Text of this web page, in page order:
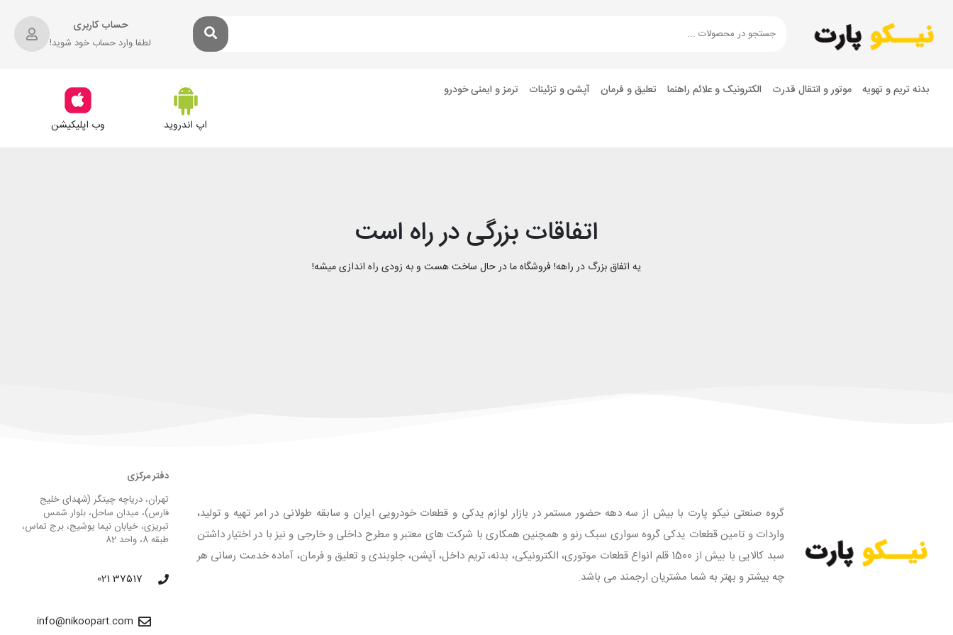
حساب کاربری
لطفا وارد حساب خود شوید!
بدنه تریم و تهویه موتور و انتقال قدرت الکترونیک و علائم راهنما تعلیق و فرمان آپشن و تزئینات ترمز و ایمنی خودرو
اپ اندروید وب اپلیکیشن
اتفاقات بزرگی در راه است
یه اتفاق بزرگ در راهه! فروشگاه ما در حال ساخت هست و به زودی راه اندازی میشه!
گروه صنعتی نیکو پارت با بیش از سه دهه حضور مستمر در بازار لوازم یدکی و قطعات خودرویی ایران و سابقه طولانی در امر تهیه و تولید،
واردات و تامین قطعات یدکی گروه سواری سبک رنو و همچنین همکاری با شرکت های معتبر و مطرح داخلی و خارجی و نیز با در اختیار داشتن
سبد کالایی با بیش از 1500 قلم انواع قطعات موتوری، الکترونیکی، بدنه، تریم داخل، آپشن، جلوبندی و تعلیق و فرمان، آماده خدمت رسانی هر
چه بیشتر و بهتر به شما مشتریان ارجمند می باشد.
دفتر مرکزی
تهران، دریاچه چیتگر (شهدای خلیج
فارس)، میدان ساحل، بلوار شمس
تبریزی، خیابان نیما یوشیج، برج تماس،
طبقه 8، واحد 82
37517 021
info@nikoopart.com